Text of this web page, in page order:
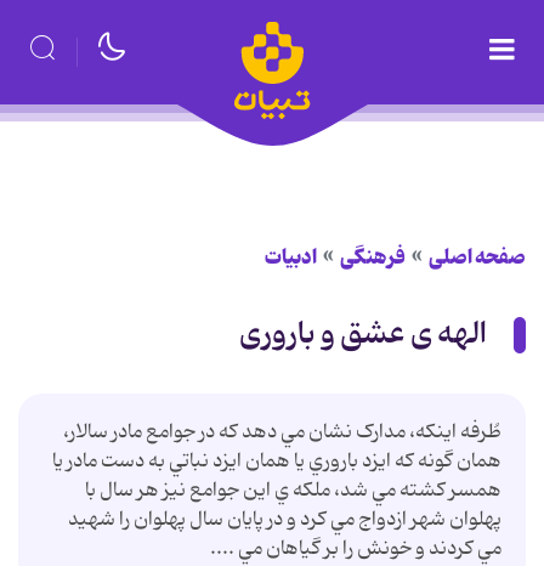
صفحه اصلی فرهنگی ادبیات
الهه ی عشق و باروری
طُرفه اينکه، مدارک نشان مي دهد که در جوامع مادر سالار،
همان گونه که ايزد باروري يا همان ايزد نباتي به دست مادر يا
همسر کشته مي شد، ملکه ي اين جوامع نيز هر سال با
پهلوان شهر ازدواج مي کرد و در پايان سال پهلوان را شهيد
مي کردند و خونش را بر گياهان مي ....